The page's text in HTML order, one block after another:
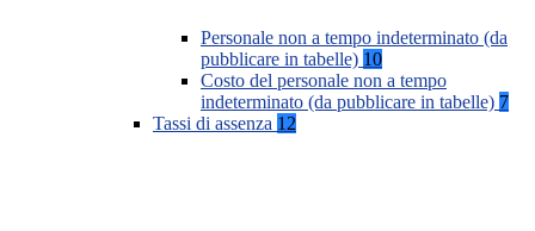
Personale non a tempo indeterminato (da
pubblicare in tabelle) 10
Costo del personale non a tempo
indeterminato (da pubblicare in tabelle) 7
Tassi di assenza 12